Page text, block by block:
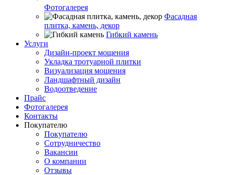
Фотогалерея
Фасадная
плитка, камень, декор
Гибкий камень
Услуги
Дизайн-проект мощения
Укладка тротуарной плитки
Визуализация мощения
Ландшафтный дизайн
Водоотведение
Прайс
Фотогалерея
Контакты
Покупателю
Покупателю
Сотрудничество
Вакансии
О компании
Отзывы